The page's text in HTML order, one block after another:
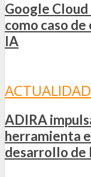
Google
como caso
IA
ACTUALIDAD
ADIRA
herramienta
desarrollo de